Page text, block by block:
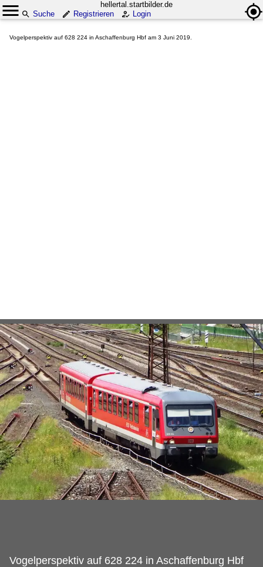
hellertal.startbilder.de
Suche
Registrieren Login
Vogelperspektiv auf 628 224 in Aschaffenburg Hbf am 3 Juni 2019.
Vogelperspektiv auf 628 224 in Aschaffenburg Hbf